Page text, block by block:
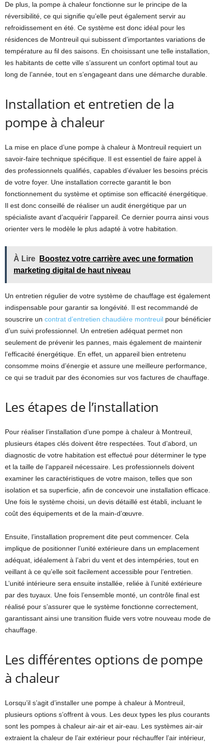
De plus, la pompe à chaleur fonctionne sur le principe de la
réversibilité, ce qui signifie qu’elle peut également servir au
refroidissement en été. Ce système est donc idéal pour les
résidences de Montreuil qui subissent d’importantes variations de
température au fil des saisons. En choisissant une telle installation,
les habitants de cette ville s’assurent un confort optimal tout au
long de l’année, tout en s’engageant dans une démarche durable.
Installation et entretien de la
pompe à chaleur
La mise en place d’une pompe à chaleur à Montreuil requiert un
savoir-faire technique spécifique. Il est essentiel de faire appel à
des professionnels qualifiés, capables d’évaluer les besoins précis
de votre foyer. Une installation correcte garantit le bon
fonctionnement du système et optimise son efficacité énergétique.
Il est donc conseillé de réaliser un audit énergétique par un
spécialiste avant d’acquérir l’appareil. Ce dernier pourra ainsi vous
orienter vers le modèle le plus adapté à votre habitation.
À Lire
Boostez votre carrière avec une formation
marketing digital de haut niveau
Un entretien régulier de votre système de chauffage est également
indispensable pour garantir sa longévité. Il est recommandé de
souscrire un contrat d’entretien chaudière montreuil pour bénéficier
d’un suivi professionnel. Un entretien adéquat permet non
seulement de prévenir les pannes, mais également de maintenir
l’efficacité énergétique. En effet, un appareil bien entretenu
consomme moins d’énergie et assure une meilleure performance,
ce qui se traduit par des économies sur vos factures de chauffage.
Les étapes de l’installation
Pour réaliser l’installation d’une pompe à chaleur à Montreuil,
plusieurs étapes clés doivent être respectées. Tout d’abord, un
diagnostic de votre habitation est effectué pour déterminer le type
et la taille de l’appareil nécessaire. Les professionnels doivent
examiner les caractéristiques de votre maison, telles que son
isolation et sa superficie, afin de concevoir une installation efficace.
Une fois le système choisi, un devis détaillé est établi, incluant le
coût des équipements et de la main-d’œuvre.
Ensuite, l’installation proprement dite peut commencer. Cela
implique de positionner l’unité extérieure dans un emplacement
adéquat, idéalement à l’abri du vent et des intempéries, tout en
veillant à ce qu’elle soit facilement accessible pour l’entretien.
L’unité intérieure sera ensuite installée, reliée à l’unité extérieure
par des tuyaux. Une fois l’ensemble monté, un contrôle final est
réalisé pour s’assurer que le système fonctionne correctement,
garantissant ainsi une transition fluide vers votre nouveau mode de
chauffage.
Les différentes options de pompe
à chaleur
Lorsqu’il s’agit d’installer une pompe à chaleur à Montreuil,
plusieurs options s’offrent à vous. Les deux types les plus courants
sont les pompes à chaleur air-air et air-eau. Les systèmes air-air
extraient la chaleur de l’air extérieur pour réchauffer l’air intérieur,